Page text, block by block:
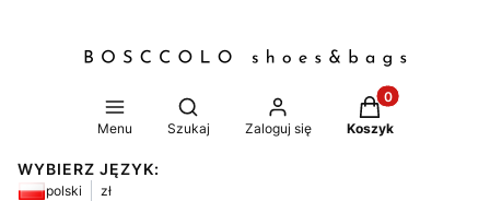
Menu
Otwórz wyszukiwarkę
Szukaj Zaloguj się
Produkty w
Koszyk
WYBIERZ JĘZYK:
polski zł